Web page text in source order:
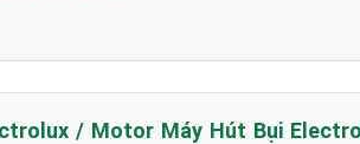
/ Motor Máy Hút Bụi